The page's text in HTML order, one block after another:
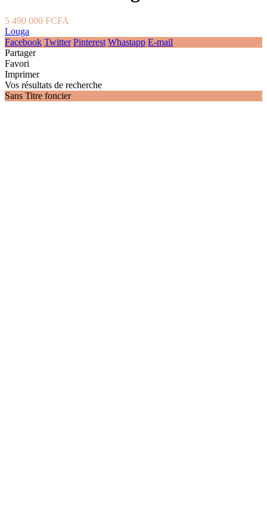
5 490 000 FCFA
Louga
Facebook Twitter Pinterest Whastapp E-mail
Partager
Favori
Imprimer
Vos résultats de recherche
Sans Titre foncier